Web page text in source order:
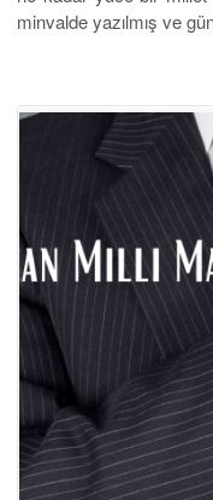
minvalde yazılmış ve